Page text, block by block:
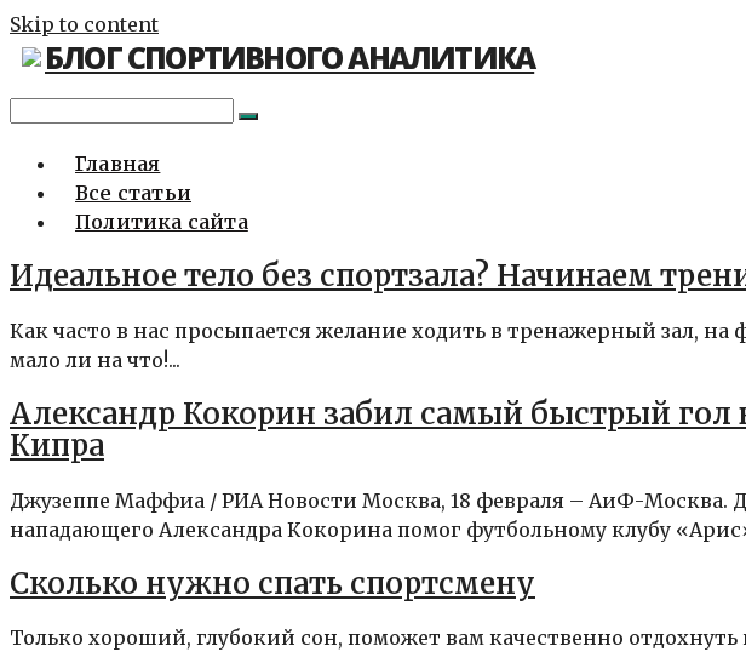
Skip to content
БЛОГ СПОРТИВНОГО АНАЛИТИКА
Главная
Все статьи
Политика сайта
Идеальное тело без спортзала? Начинаем
Как часто в нас просыпается желание ходить в тренажерный зал, на
мало ли на что!...
Александр Кокорин забил самый быстрый гол
Кипра
Джузеппе Маффиа / РИА Новости Москва, 18 февраля – АиФ-Москва.
нападающего Александра Кокорина помог футбольному клубу
Сколько нужно спать спортсмену
Только хороший, глубокий сон, поможет вам качественно отдохнуть